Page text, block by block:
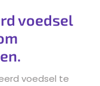
voedsel
voedsel te